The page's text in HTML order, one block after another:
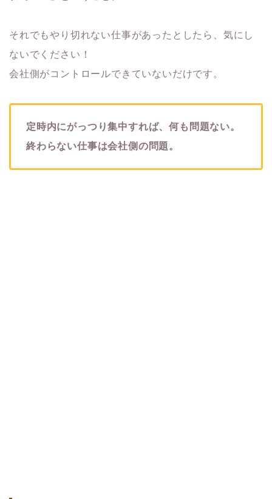
それでもやり切れない仕事があったとしたら、気にし
ないでください！
会社側がコントロールできていないだけです。
定時内にがっつり集中すれば、何も問題ない。
終わらない仕事は会社側の問題。